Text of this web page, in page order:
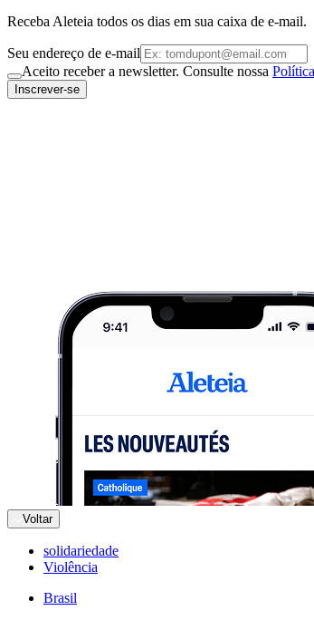
Receba Aleteia todos os dias em sua caixa de e-mail.
Seu endereço de e-mail
Aceito receber a newsletter. Consulte nossa
Inscrever-se
Voltar
solidariedade
Violência
Brasil